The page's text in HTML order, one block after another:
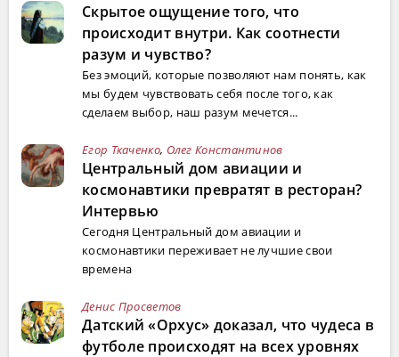
Скрытое ощущение того, что
происходит внутри. Как соотнести
разум и чувство?
Без эмоций, которые позволяют нам понять, как
мы будем чувствовать себя после того, как
сделаем выбор, наш разум мечется...
Егор Ткаченко, Олег Константинов
Центральный дом авиации и
космонавтики превратят в ресторан?
Интервью
Сегодня Центральный дом авиации и
космонавтики переживает не лучшие свои
времена
Денис Просветов
Датский «Орхус» доказал, что чудеса в
футболе происходят на всех уровнях